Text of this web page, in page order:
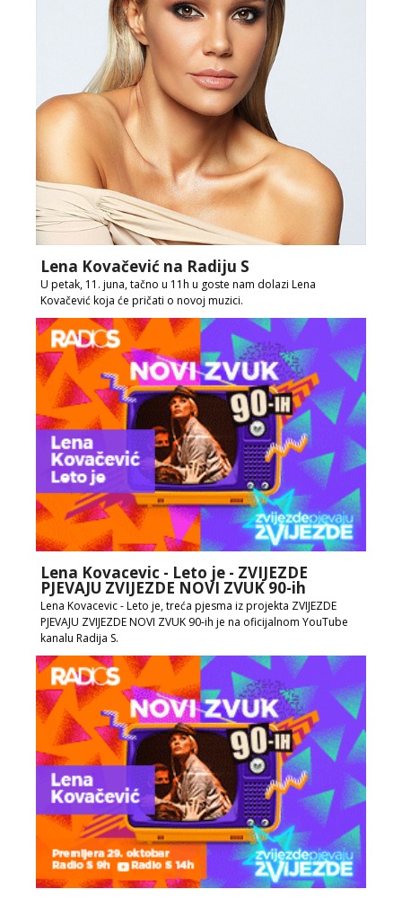
Lena Kovačević na Radiju S
U petak, 11. juna, tačno u 11h u goste nam dolazi Lena
Kovačević koja će pričati o novoj muzici.
Lena Kovacevic - Leto je - ZVIJEZDE
PJEVAJU ZVIJEZDE NOVI ZVUK 90-ih
Lena Kovacevic - Leto je, treća pjesma iz projekta ZVIJEZDE
PJEVAJU ZVIJEZDE NOVI ZVUK 90-ih je na oficijalnom YouTube
kanalu Radija S.